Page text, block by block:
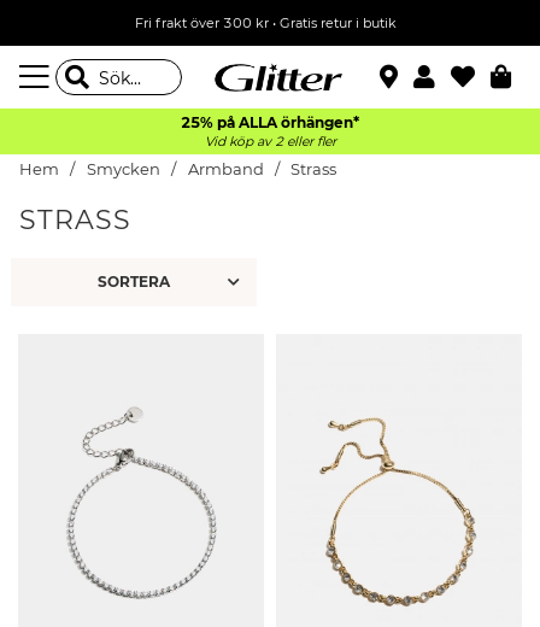
Fri frakt över 300 kr• Gratis retur i butik
25% på ALLA örhängen*
Vid köp av 2 eller fler
Hem Smycken Armband Strass
STRASS